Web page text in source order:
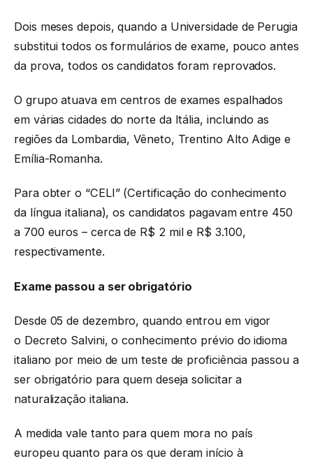
Dois meses depois, quando a Universidade de Perugia
substitui todos os formulários de exame, pouco antes
da prova, todos os candidatos foram reprovados.
O grupo atuava em centros de exames espalhados
em várias cidades do norte da Itália, incluindo as
regiões da Lombardia, Vêneto, Trentino Alto Adige e
Emília-Romanha.
Para obter o “CELI” (Certificação do conhecimento
da língua italiana), os candidatos pagavam entre 450
a 700 euros – cerca de R$ 2 mil e R$ 3.100,
respectivamente.
Exame passou a ser obrigatório
Desde 05 de dezembro, quando entrou em vigor
o Decreto Salvini, o conhecimento prévio do idioma
italiano por meio de um teste de proficiência passou a
ser obrigatório para quem deseja solicitar a
naturalização italiana.
A medida vale tanto para quem mora no país
europeu quanto para os que deram início à